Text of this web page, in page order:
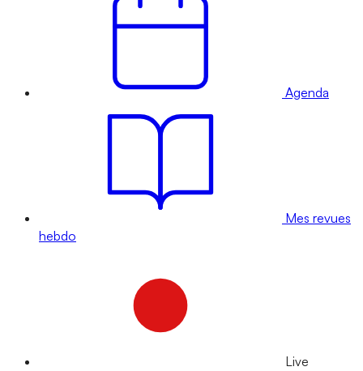
Agenda
Mes revues
hebdo
Live